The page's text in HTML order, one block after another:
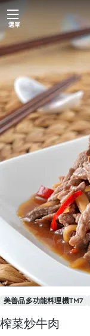
跳
至
主
要
內
選單
美善品多功能料理機TM7
榨菜炒牛肉